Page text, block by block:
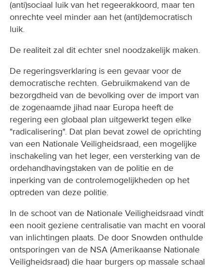
(anti)sociaal luik van het regeerakkoord, maar ten
onrechte veel minder aan het (anti)democratisch
luik.
De realiteit zal dit echter snel noodzakelijk maken.
De regeringsverklaring is een gevaar voor de
democratische rechten. Gebruikmakend van de
bezorgdheid van de bevolking over de import van
de zogenaamde jihad naar Europa heeft de
regering een globaal plan uitgewerkt tegen elke
"radicalisering". Dat plan bevat zowel de oprichting
van een Nationale Veiligheidsraad, een mogelijke
inschakeling van het leger, een versterking van de
ordehandhavingstaken van de politie en de
inperking van de controlemogelijkheden op het
optreden van deze politie.
In de schoot van de Nationale Veiligheidsraad vindt
een nooit geziene centralisatie van macht en vooral
van inlichtingen plaats. De door Snowden onthulde
ontsporingen van de NSA (Amerikaanse Nationale
Veiligheidsraad) die haar burgers op massale schaal